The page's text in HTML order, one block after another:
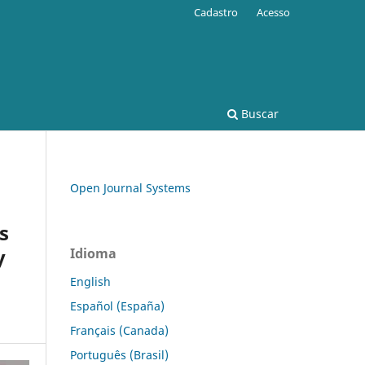
Buscar
Cadastro Acesso
Open Journal Systems
Idioma
English
Español (España)
Français (Canada)
Português (Brasil)